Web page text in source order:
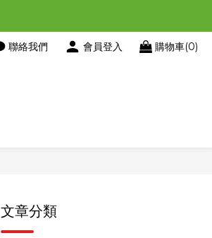
聯絡我們 會員登入 購物車(0)
文章分類